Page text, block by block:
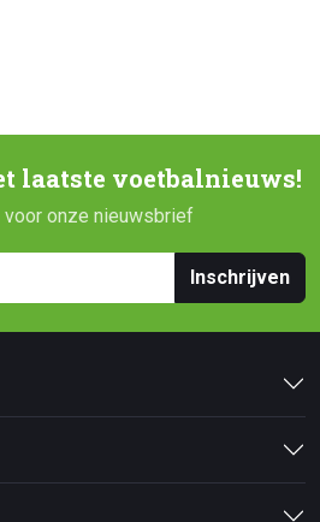
laatste voetbalnieuws!
voor onze nieuwsbrief
Inschrijven